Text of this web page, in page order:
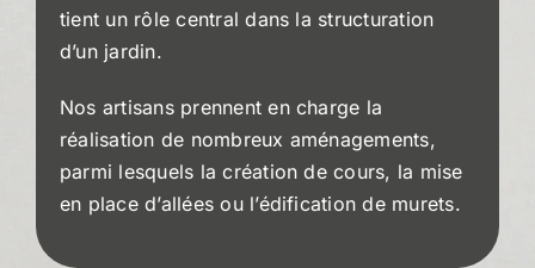
tient un rôle central dans la structuration
d’un jardin.
Nos artisans prennent en charge la
réalisation de nombreux aménagements,
parmi lesquels la création de cours, la mise
en place d’allées ou l’édification de murets.